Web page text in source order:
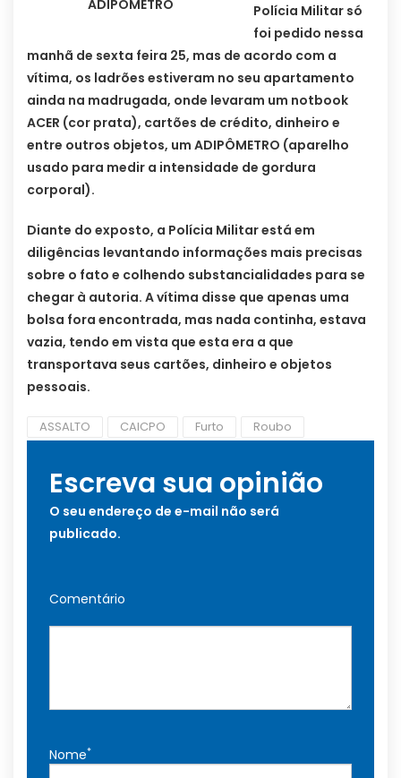
ADIPÔMETRO
Polícia Militar só
foi pedido nessa
manhã de sexta feira 25, mas de acordo com a
vítima, os ladrões estiveram no seu apartamento
ainda na madrugada, onde levaram um notbook
ACER (cor prata), cartões de crédito, dinheiro e
entre outros objetos, um ADIPÔMETRO (aparelho
usado para medir a intensidade de gordura
corporal).
Diante do exposto, a Polícia Militar está em
diligências levantando informações mais precisas
sobre o fato e colhendo substancialidades para se
chegar à autoria. A vítima disse que apenas uma
bolsa fora encontrada, mas nada continha, estava
vazia, tendo em vista que esta era a que
transportava seus cartões, dinheiro e objetos
pessoais.
ASSALTO CAICPO Furto Roubo
Escreva sua opinião
O seu endereço de e-mail não será
publicado.
Comentário
Nome*